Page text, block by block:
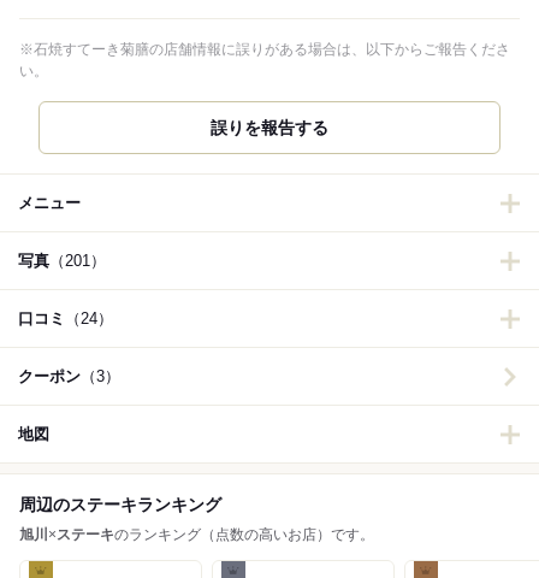
※石焼すてーき菊膳の店舗情報に誤りがある場合は、以下からご報告くださ
い。
誤りを報告する
メニュー
写真 （201）
口コミ （24）
クーポン （3）
地図
周辺のステーキランキング
旭川 ×ステーキのランキング（点数の高いお店）です。